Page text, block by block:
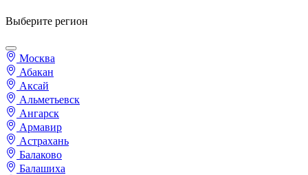
Выберите регион
Москва
Абакан
Аксай
Альметьевск
Ангарск
Армавир
Астрахань
Балаково
Балашиха